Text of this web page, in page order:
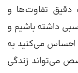
دقیق تفاوت‌ها و
داشته باشیم و
احساس می‌کنید به
می‌تواند زندگی